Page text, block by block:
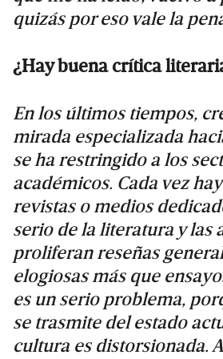
quizás por eso vale la
¿Hay buena crítica
En los últimos tiempos,
mirada especializada
se ha restringido a los
académicos. Cada vez
revistas o medios
serio de la literatura y las
proliferan reseñas
elogiosas más que
es un serio problema,
se trasmite del estado
cultura es distorsionada.